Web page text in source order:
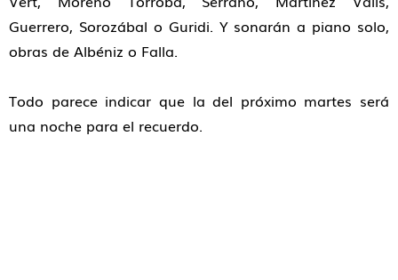
Guerrero, Sorozábal o Guridi. Y sonarán a piano solo,
obras de Albéniz o Falla.
Todo parece indicar que la del próximo martes será
una noche para el recuerdo.